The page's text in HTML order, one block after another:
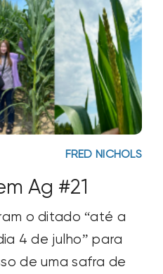
FRED NICHOLS
Ag #21
o ditado “até a
4 de julho” para
de uma safra de